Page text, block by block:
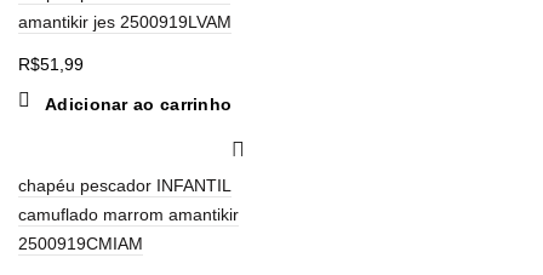
amantikir jes 2500919LVAM
R$51,99
Adicionar ao carrinho
chapéu pescador INFANTIL
camuflado marrom amantikir
2500919CMIAM